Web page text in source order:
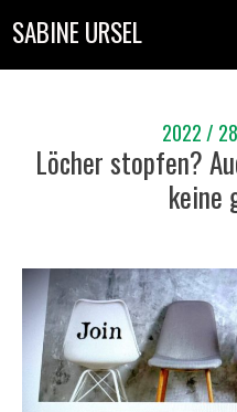
SABINE URSEL
2022 /
Löcher stopfen?
keine